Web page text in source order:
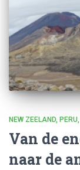
NEW ZEELAND PERU
Van de
naar de